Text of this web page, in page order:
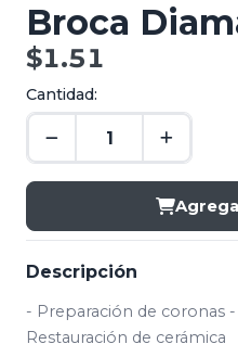
Broca
$1.51
Cantidad:
Descripción
- Preparación de coronas
Restauración de cerámica